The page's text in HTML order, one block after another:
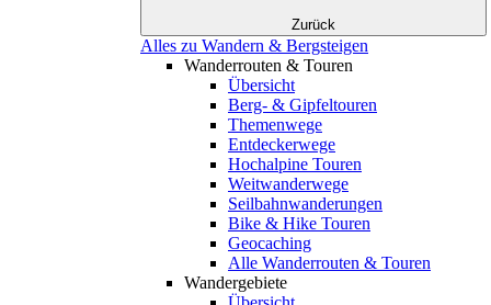
Zurück
Alles zu Wandern & Bergsteigen
Wanderrouten & Touren
Übersicht
Berg- & Gipfeltouren
Themenwege
Entdeckerwege
Hochalpine Touren
Weitwanderwege
Seilbahnwanderungen
Bike & Hike Touren
Geocaching
Alle Wanderrouten & Touren
Wandergebiete